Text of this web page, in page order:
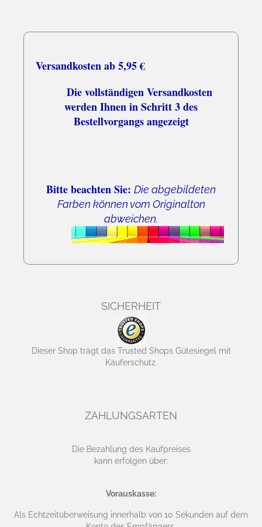
Versandkosten ab 5,95 €
Die vollständigen Versandkosten
werden Ihnen in Schritt 3 des
Bestellvorgangs angezeigt
Bitte beachten Sie: Die abgebildeten
Farben können vom Originalton
abweichen.
SICHERHEIT
Dieser Shop trägt das Trusted Shops Gütesiegel mit
Käuferschutz.
ZAHLUNGSARTEN
Die Bezahlung des Kaufpreises
kann erfolgen über:
Vorauskasse:
Als Echtzeitüberweisung innerhalb von 10 Sekunden auf dem